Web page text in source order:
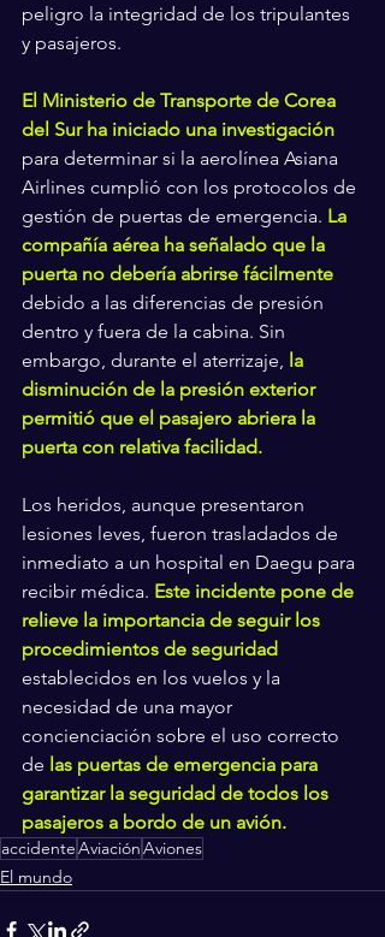
peligro la integridad de los tripulantes
y pasajeros.
El Ministerio de Transporte de Corea
del Sur ha iniciado una investigación
para determinar si la aerolínea Asiana
Airlines cumplió con los protocolos de
gestión de puertas de emergencia. La
compañía aérea ha señalado que la
puerta no debería abrirse fácilmente
debido a las diferencias de presión
dentro y fuera de la cabina. Sin
embargo, durante el aterrizaje, la
disminución de la presión exterior
permitió que el pasajero abriera la
puerta con relativa facilidad.
Los heridos, aunque presentaron
lesiones leves, fueron trasladados de
inmediato a un hospital en Daegu para
recibir médica. Este incidente pone de
relieve la importancia de seguir los
procedimientos de seguridad
establecidos en los vuelos y la
necesidad de una mayor
concienciación sobre el uso correcto
de las puertas de emergencia para
garantizar la seguridad de todos los
pasajeros a bordo de un avión.
accidenteAviaciónAviones
El mundo